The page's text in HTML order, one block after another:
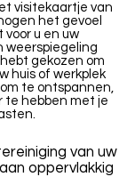
visitekaartje van
het gevoel
u en uw
weerspiegeling
gekozen om
huis of werkplek
te ontspannen,
te hebben met je
van uw
oppervlakkig